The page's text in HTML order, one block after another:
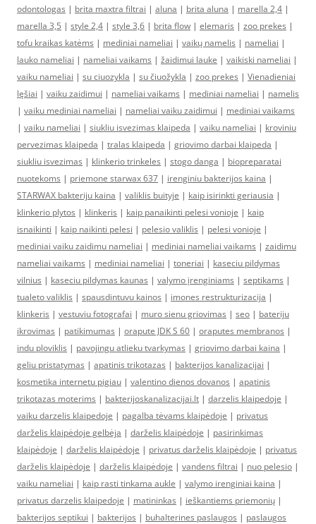
odontologas | brita maxtra filtrai | aluna | brita aluna | marella 2,4 |
marella 3,5 | style 2,4 | style 3,6 | brita flow | elemaris | zoo prekes |
tofu kraikas katėms | mediniai nameliai | vaikų namelis | nameliai |
lauko nameliai | nameliai vaikams | žaidimui lauke | vaikiski nameliai |
vaiku nameliai | su ciuozykla | su čiuožykla | zoo prekes | Vienadieniai
lęšiai | vaiku zaidimui | nameliai vaikams | mediniai nameliai | namelis
| vaiku mediniai nameliai | nameliai vaiku zaidimui | mediniai vaikams
| vaiku nameliai | siukliu isvezimas klaipeda | vaiku nameliai | kroviniu
pervezimas klaipeda | tralas klaipeda | griovimo darbai klaipeda |
siukliu isvezimas | klinkerio trinkeles | stogo danga | biopreparatai
nuotekoms | priemone starwax 637 | irenginiu bakterijos kaina |
STARWAX bakteriju kaina | valiklis buityje | kaip isirinkti geriausia |
klinkerio plytos | klinkeris | kaip panaikinti pelesi vonioje | kaip
isnaikinti | kaip naikinti pelesi | pelesio valiklis | pelesi vonioje |
mediniai vaiku zaidimu nameliai | mediniai nameliai vaikams | zaidimu
nameliai vaikams | mediniai nameliai | toneriai | kaseciu pildymas
vilnius | kaseciu pildymas kaunas | valymo įrenginiams | septikams |
tualeto valiklis | spausdintuvu kainos | imones restrukturizacija |
klinkeris | vestuviu fotografai | muro sienu griovimas | seo | bateriju
ikrovimas | patikimumas | orapute JDK S 60 | oraputes membranos |
indu ploviklis | pavojingu atlieku tvarkymas | griovimo darbai kaina |
geliu pristatymas | apatinis trikotazas | bakterijos kanalizacijai |
kosmetika internetu pigiau | valentino dienos dovanos | apatinis
trikotazas moterims | bakterijoskanalizacijai.lt | darzelis klaipedoje |
vaiku darzelis klaipedoje | pagalba tėvams klaipėdoje | privatus
darželis klaipėdoje gelbėja | darželis klaipėdoje | pasirinkimas
klaipėdoje | darželis klaipėdoje | privatus darželis klaipėdoje | privatus
darželis klaipėdoje | darželis klaipėdoje | vandens filtrai | nuo pelesio |
vaiku nameliai | kaip rasti tinkama aukle | valymo irenginiai kaina |
privatus darzelis klaipedoje | matininkas | ieškantiems priemonių |
bakterijos septikui | bakterijos | buhalterines paslaugos | paslaugos